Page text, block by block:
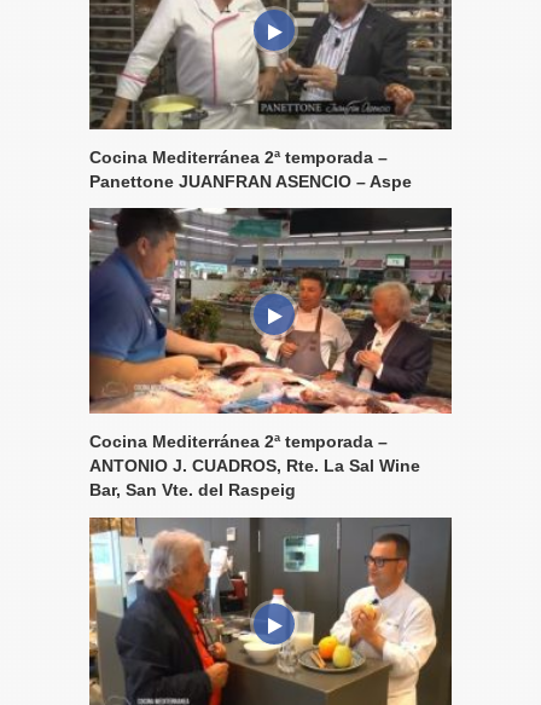
Cocina Mediterránea 2ª temporada –
Panettone JUANFRAN ASENCIO – Aspe
Cocina Mediterránea 2ª temporada –
ANTONIO J. CUADROS, Rte. La Sal Wine
Bar, San Vte. del Raspeig